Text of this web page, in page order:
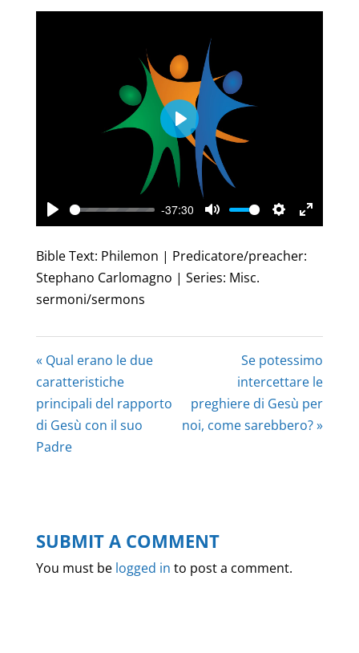
Play
-37:30
Mute Settings
Enter
Play
Bible Text: Philemon | Predicatore/preacher:
Stephano Carlomagno | Series: Misc.
sermoni/sermons
« Qual erano le due
caratteristiche
principali del rapporto
di Gesù con il suo
Padre
Se potessimo
intercettare le
preghiere di Gesù per
noi, come sarebbero? »
SUBMIT A COMMENT
You must be logged in to post a comment.